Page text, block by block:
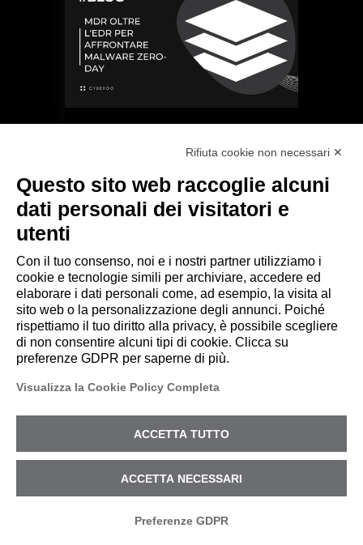
MDR oltre l'EDR per
zero-day
Quello di garantire la
è un compito delicato, che
la crescente...
Read More
Rifiuta cookie non necessari ✕
Questo sito web raccoglie alcuni
dati personali dei visitatori e
utenti
Con il tuo consenso, noi e i nostri partner utilizziamo i
cookie e tecnologie simili per archiviare, accedere ed
elaborare i dati personali come, ad esempio, la visita al
sito web o la personalizzazione degli annunci. Poiché
rispettiamo il tuo diritto alla privacy, è possibile scegliere
di non consentire alcuni tipi di cookie. Clicca su
preferenze GDPR per saperne di più.
Visualizza la Cookie Policy Completa
ACCETTA TUTTO
ACCETTA NECESSARI
Preferenze GDPR